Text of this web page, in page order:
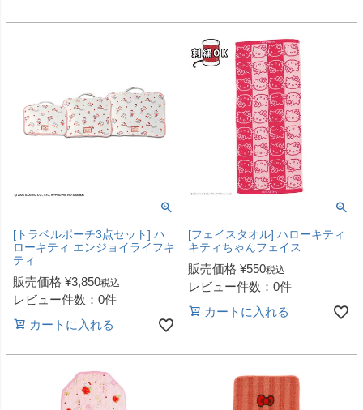
[トラベルポーチ3点セット] ハ
ローキティ エンジョイライフキ
ティ
販売価格 ¥3,850税込
レビュー件数：0件
カートに入れる
[フェイスタオル] ハローキティ
キティちゃんフェイス
販売価格 ¥550税込
レビュー件数：0件
カートに入れる